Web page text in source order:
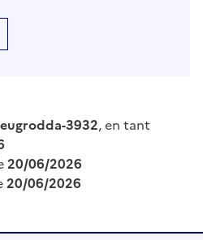
3932, en tant
20/06/2026
20/06/2026